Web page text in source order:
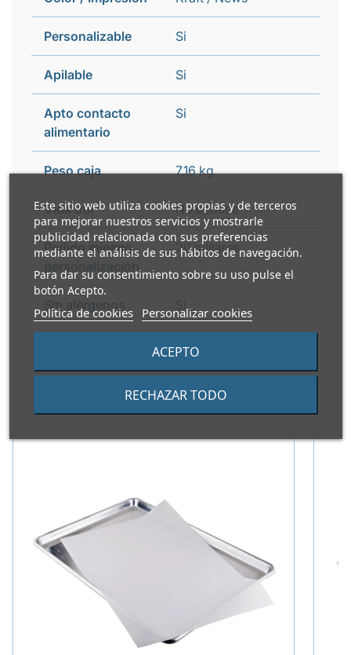
Este sitio web utiliza cookies propias y de terceros
para mejorar nuestros servicios y mostrarle
publicidad relacionada con sus preferencias
mediante el análisis de sus hábitos de navegación.
Para dar su consentimiento sobre su uso pulse el
botón Acepto.
Política de cookies Personalizar cookies
RECHAZAR TODO
ACEPTO
Personalizable Si
Apilable Si
Apto contacto
alimentario
Si
Peso caja 7,16 kg
Vida útil No caduca
Pedido mínimo
personalización
20 millares
Sin alérgenos